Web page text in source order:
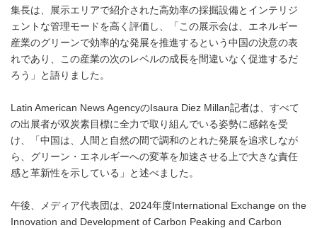
集長は、展示エリアで紹介された高効率の採掘設備とインテリジ
ェントな管理モードを高く評価し、「この展示会は、エネルギー
産業のグリーンで効率的な発展を推進するという中国の決意の表
れであり、この産業の次のレベルの成長を間違いなく促進するだ
ろう」と語りました。
Latin American News AgencyのIsaura Diez Millan記者は、すべて
の出展者が双炭素目標に全力で取り組んでいる姿勢に感銘を受
け、「中国は、人間と自然の間で調和のとれた発展を追求しなが
ら、グリーン・エネルギーへの変革を加速させる上で大きな責任
感と革新性を示している」と述べました。
午後、メディア代表団は、2024年度International Exchange on the
Innovation and Development of Carbon Peaking and Carbon